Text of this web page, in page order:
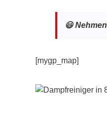
😃
[mygp_map]